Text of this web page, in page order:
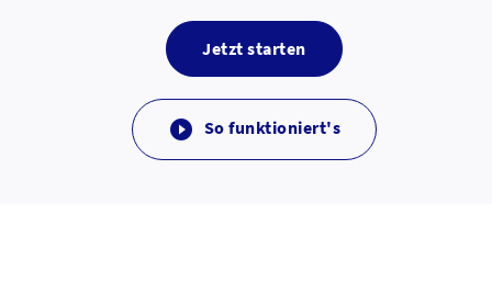
Jetzt starten
 So funktioniert's